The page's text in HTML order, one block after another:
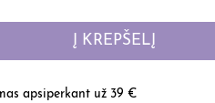
Į KREPŠELĮ
apsiperkant už 39 €